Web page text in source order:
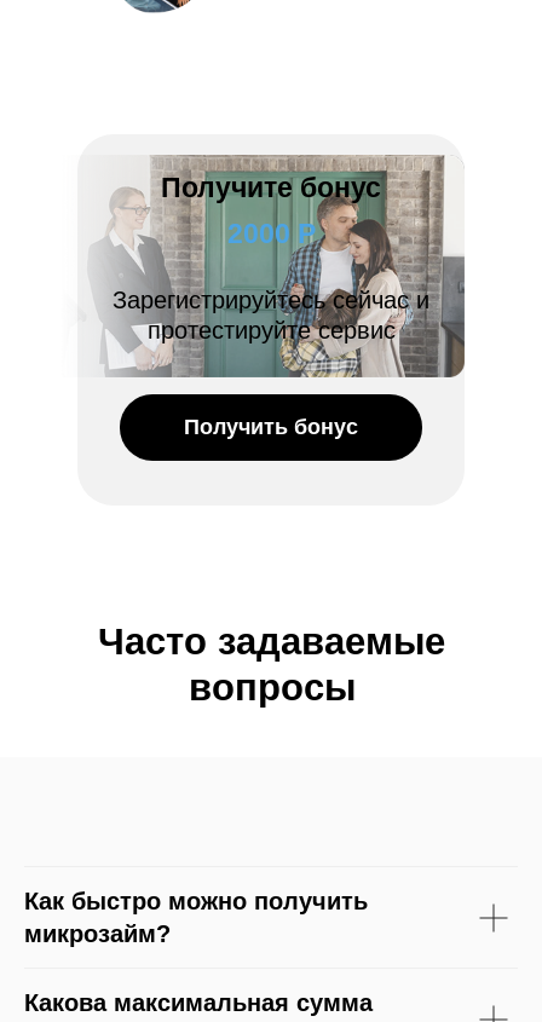
Получите бонус
2000 Р
Зарегистрируйтесь сейчас и
протестируйте сервис
Получить бонус
Часто задаваемые
вопросы
Как быстро можно получить
микрозайм?
Какова максимальная сумма